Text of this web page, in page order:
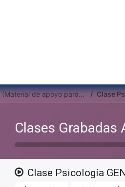
Clases Grabadas Anteriores (Material de apoyo para alumnos) Clase
Clase Psicología